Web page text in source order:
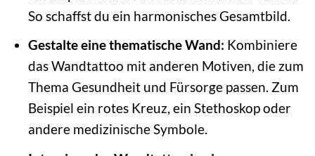
So schaffst du ein harmonisches Gesamtbild.
Gestalte eine thematische Wand: Kombiniere
das Wandtattoo mit anderen Motiven, die zum
Thema Gesundheit und Fürsorge passen. Zum
Beispiel ein rotes Kreuz, ein Stethoskop oder
andere medizinische Symbole.